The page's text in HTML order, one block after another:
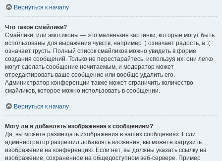
Вернуться к началу
Что такое смайлики?
Смайлики, или эмотиконы — это маленькие картинки, которые могут быть
использованы для выражения чувств, например :) означает радость, а :(
означает грусть. Полный список смайликов можно увидеть в форме
создания сообщений. Только не перестарайтесь, используя их: они легко
могут сделать сообщение нечитаемым, и модератор может
отредактировать ваше сообщение или вообще удалить его.
Администратор конференции также может ограничить количество
смайликов, которое можно использовать в сообщении.
Вернуться к началу
Могу ли я добавлять изображения к сообщениям?
Да, вы можете размещать изображения в ваших сообщениях. Если
администратор разрешил добавлять вложения, вы можете загрузить
изображение на конференцию. Если нет, вы должны указать ссылку на
изображение, сохранённое на общедоступном веб-сервере. Пример